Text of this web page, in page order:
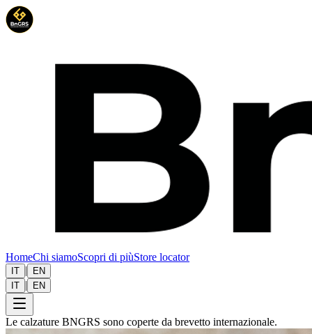
HomeChi siamoScopri di piùStore locator
IT |
EN
IT | EN
Le calzature BNGRS sono coperte da brevetto internazionale.